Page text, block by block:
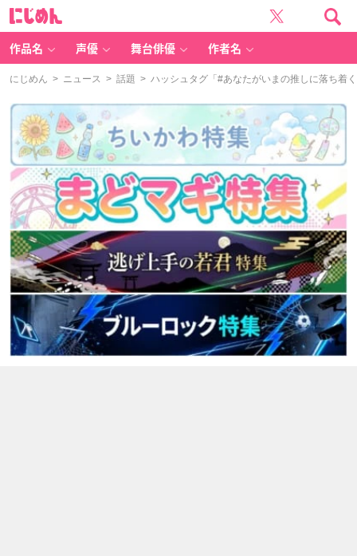
作品名 声優 舞台俳優 作者名
にじめん > ニュース > 話題 > ハッシュタグ「#あなたがいまの推しに落ち着